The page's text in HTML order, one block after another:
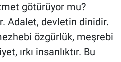
götürüyor mu?
Adalet, devletin dinidir.
özgürlük, meşrebi
ırkı insanlıktır. Bu